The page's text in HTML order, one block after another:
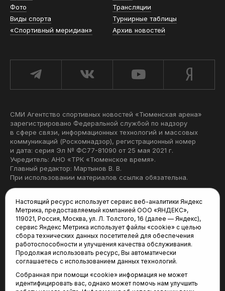
Фото
Трансляции
Виды спорта
Турнирные таблицы
«Спортивный меридиан»
Архив новостей
СМИ Агентство спортивных новостей «Тюменская арена»
зарегистрировано Федеральной службой по надзору
в сфере связи, информационных технологий и массовых
коммуникаций (Роскомнадзор), регистрационный номер
и дата: серия Эл № ФС77-81090 от 25 мая 2021 г.
Учредитель: АНО «ТРК «Тюменское время».
Главный редактор: Мартынов В. В.
При использовании материалов ссылка обязательна.
Редакция:
625035, Тюмень, пр. Геологоразведчиков, 28А
(3452) 68-22-28
tum-arena@mail.ru
Отдел продаж:
(3452) 68-89-78
kotovaev@sibinformburo.ru
Настоящий ресурс использует сервис веб-аналитики Яндекс
Метрика, предоставляемый компанией ООО «ЯНДЕКС»,
119021, Россия, Москва, ул. Л. Толстого, 16 (далее — Яндекс),
сервис Яндекс Метрика использует файлы «cookie» с целью
сбора технических данных посетителей для обеспечения
работоспособности и улучшения качества обслуживания.
Продолжая использовать ресурс, Вы автоматически
соглашаетесь с использованием данных технологий.
Собранная при помощи «cookie» информация не может
идентифицировать вас, однако может помочь нам улучшить